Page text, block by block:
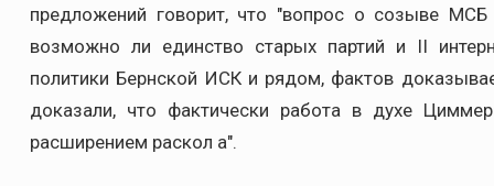
предложений говорит, что "вопрос о созыве МСБ
возможно ли единство старых партий и II
политики Бернской ИСК и рядом, фактов
доказали, что фактически работа в духе
расширением раскол а".